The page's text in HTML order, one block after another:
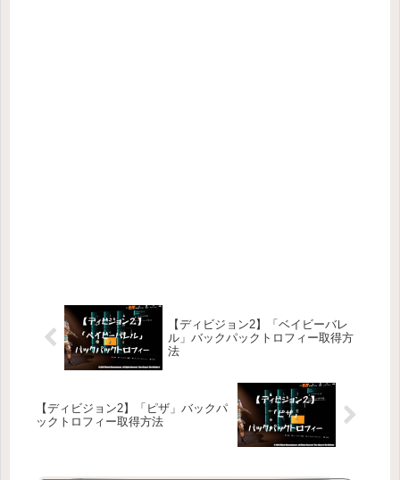
【ディビジョン2】「ベイビーバレ
ル」バックパックトロフィー取得方
法
【ディビジョン2】「ピザ」バックパ
ックトロフィー取得方法